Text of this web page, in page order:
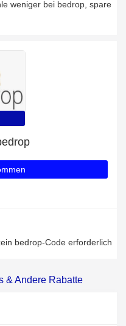
weniger bei bedrop, spare
bedrop-Code erforderlich
& Andere Rabatte